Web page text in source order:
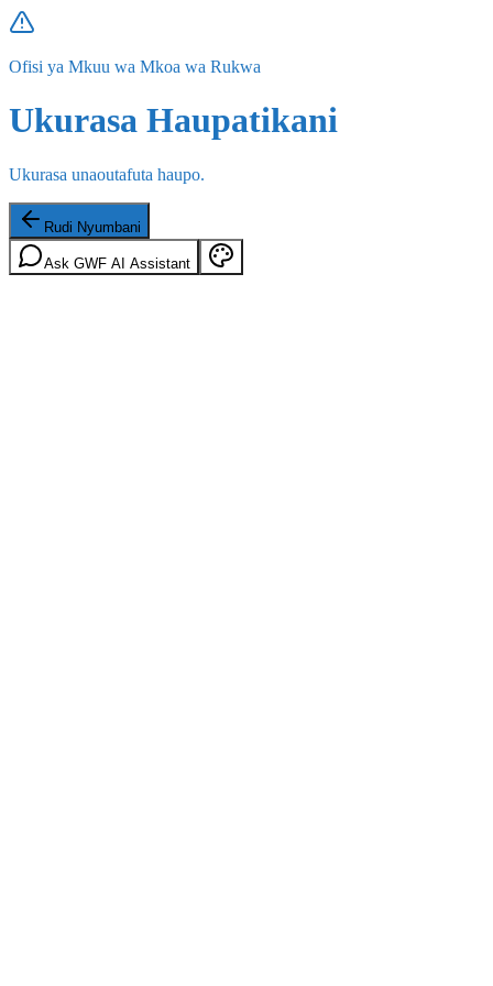
Ofisi ya Mkuu wa Mkoa wa Rukwa
Ukurasa Haupatikani
Ukurasa unaoutafuta haupo.
Rudi Nyumbani
Ask GWF AI Assistant